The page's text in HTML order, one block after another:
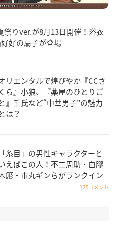
祭りver.が8月13日開催！浴衣
好の扇子が登場
リエンタルで煌びやか『CCさ
くら』小狼、『薬屋のひとりご
と』壬氏など“中華男子”の魅力
とは？
「糸目」の男性キャラクターと
いえばこの人！不二周助・白膠
簓・市丸ギンらがランクイン
125コメント